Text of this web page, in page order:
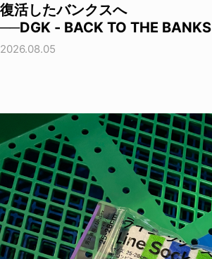
復活したバンクスへ
──DGK - BACK TO THE BANKS
2026.08.05